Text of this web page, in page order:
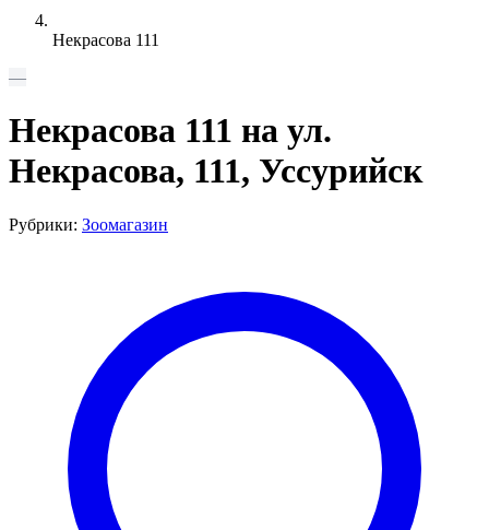
Некрасова 111
—
Некрасова 111 на ул.
Некрасова, 111, Уссурийск
Рубрики: Зоомагазин